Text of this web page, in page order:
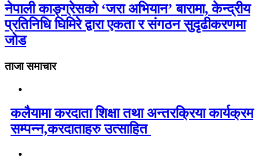
नेपाली काङ्ग्रेसको ‘जरा अभियान’ बारामा, केन्द्रीय
प्रतिनिधि घिमिरे द्वारा एकता र संगठन सुदृढीकरणमा
जोड
ताजा समाचार
कलैयामा करदाता शिक्षा तथा अन्तरक्रिया कार्यक्रम
सम्पन्न,करदाताहरु उत्साहित